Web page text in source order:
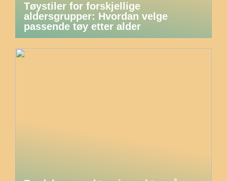
Tøystiler for forskjellige
aldersgrupper: Hvordan velge
passende tøy etter alder